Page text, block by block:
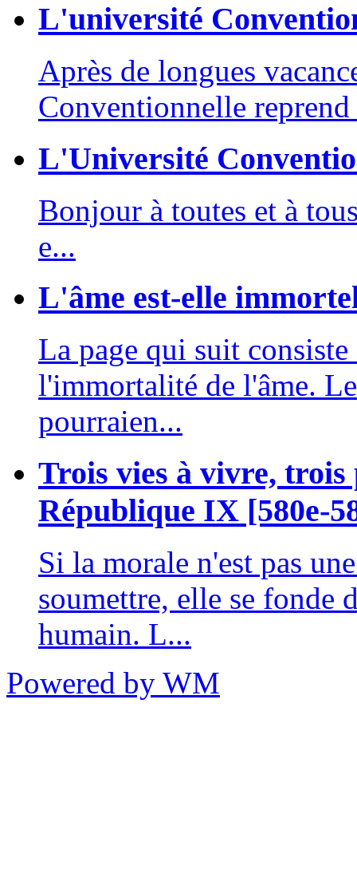
L'université
Après de longues
Conventionnelle
L'Université
Bonjour à toutes et à
e...
L'âme est-elle
La page qui suit
l'immortalité de l'âme.
pourraien...
Trois vies à vivre,
République IX [580e-
Si la morale n'est pas
soumettre, elle se fonde
humain. L...
Powered by WM